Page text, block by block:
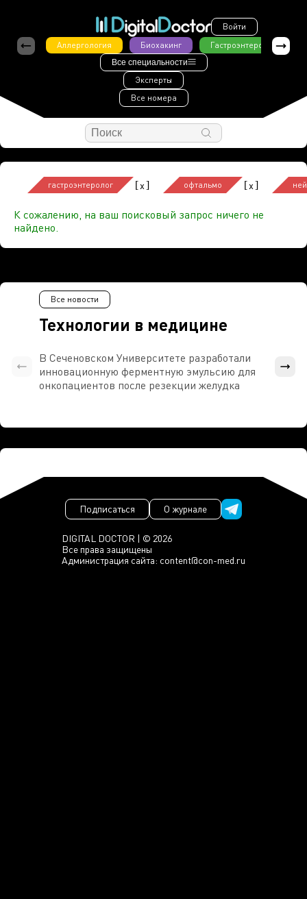
Войти
Аллергология
Биохакинг Гастроэнтерология
Все специальности
Эксперты
Все номера
гастроэнтеролог [x] офтальмо [x]
К сожалению, на ваш поисковый запрос ничего не
найдено.
Технологии в медицине
Все новости
В Сеченовском Университете разработали
инновационную ферментную эмульсию для
онкопациентов после резекции желудка
DIGITAL DOCTOR | © 2026
Все права защищены
Администрация сайта: content@con-med.ru
Подписаться О журнале